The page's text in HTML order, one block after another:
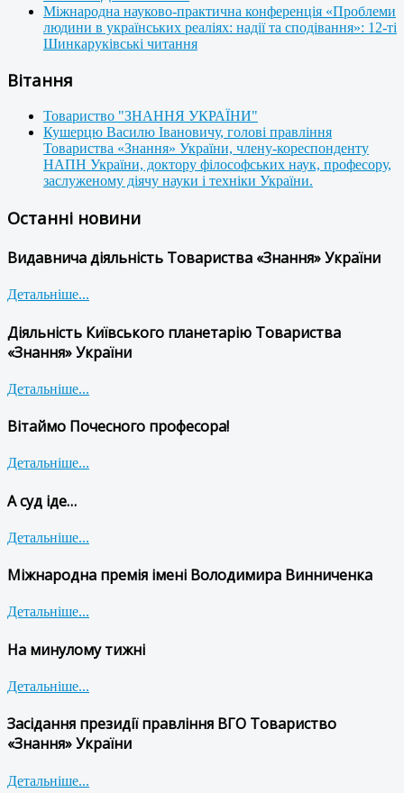
Міжнародна науково-практична конференція «Проблеми
людини в українських реаліях: надії та сподівання»: 12-ті
Шинкаруківські читання
Вітання
Товариство "ЗНАННЯ УКРАЇНИ"
Кушерцю Василю Івановичу, голові правління
Товариства «Знання» України, члену-кореспонденту
НАПН України, доктору філософських наук, професору,
заслуженому діячу науки і техніки України.
Останні новини
Видавнича діяльність Товариства «Знання» України
Детальніше...
Діяльність Київського планетарію Товариства
«Знання» України
Детальніше...
Вітаймо Почесного професора!
Детальніше...
А суд іде…
Детальніше...
Міжнародна премія імені Володимира Винниченка
Детальніше...
На минулому тижні
Детальніше...
Засідання президії правління ВГО Товариство
«Знання» України
Детальніше...